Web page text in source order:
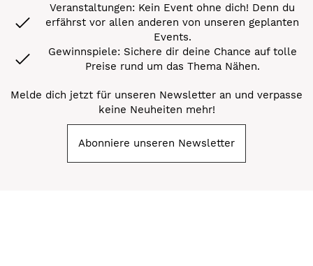
Veranstaltungen: Kein Event ohne dich! Denn du
erfährst vor allen anderen von unseren geplanten
Events.
Gewinnspiele: Sichere dir deine Chance auf tolle
Preise rund um das Thema Nähen.
Melde dich jetzt für unseren Newsletter an und verpasse
keine Neuheiten mehr!
Abonniere unseren Newsletter